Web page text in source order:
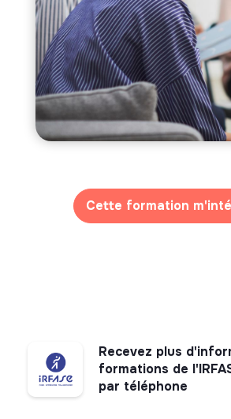
Cette formation
Recevez plus
formations de
par téléphone